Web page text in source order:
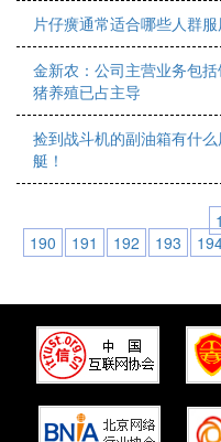
片仔癀通常适合哪些人群服
金新农：公司主营业务包
猪养殖已占主导
捡到战斗机的副油箱有什
艇！
190
191 192 193